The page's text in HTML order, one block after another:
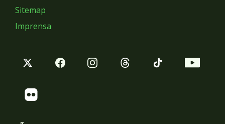
Sitemap
Imprensa